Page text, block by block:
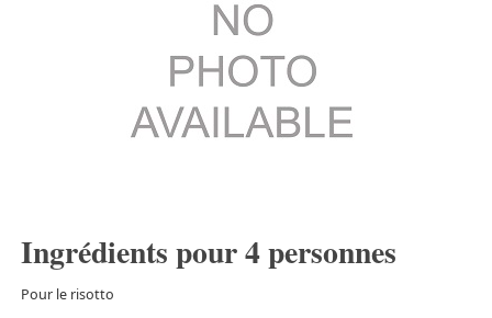
Ingrédients pour 4 personnes
Pour le risotto